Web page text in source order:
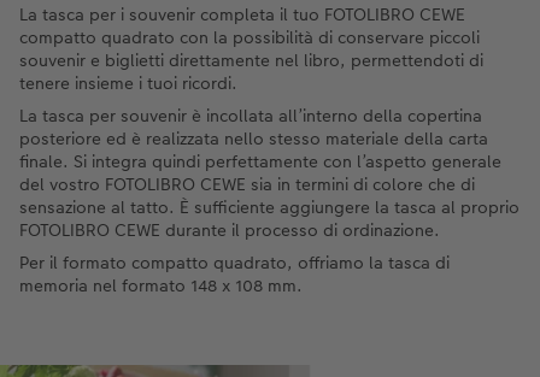
La tasca per i souvenir completa il tuo FOTOLIBRO CEWE
compatto quadrato con la possibilità di conservare piccoli
souvenir e biglietti direttamente nel libro, permettendoti di
tenere insieme i tuoi ricordi.
La tasca per souvenir è incollata all’interno della copertina
posteriore ed è realizzata nello stesso materiale della carta
finale. Si integra quindi perfettamente con l’aspetto generale
del vostro FOTOLIBRO CEWE sia in termini di colore che di
sensazione al tatto. È sufficiente aggiungere la tasca al proprio
FOTOLIBRO CEWE durante il processo di ordinazione.
Per il formato compatto quadrato, offriamo la tasca di
memoria nel formato 148 x 108 mm.